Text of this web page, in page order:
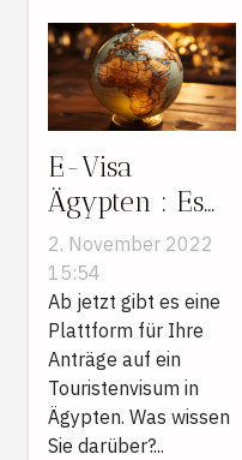
E-Visa
Ägypten : Es
ist schnell und
einfach! Es ist
soweit!
Besuchen Sie
Ägypten ohne
Protokoll
2. November 2022
15:54
Ab jetzt gibt es eine
Plattform für Ihre
Anträge auf ein
Touristenvisum in
Ägypten. Was wissen
Sie darüber?...